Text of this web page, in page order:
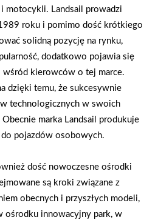
motocykli. Landsail prowadzi
roku i pomimo dość krótkiego
solidną pozycję na rynku,
dodatkowo pojawia się
kierowców o tej marce.
dzięki temu, że sukcesywnie
technologicznych w swoich
marka Landsail produkuje
pojazdów osobowych.
dość nowoczesne ośrodki
są kroki związane z
obecnych i przyszłych modeli,
ośrodku innowacyjny park, w